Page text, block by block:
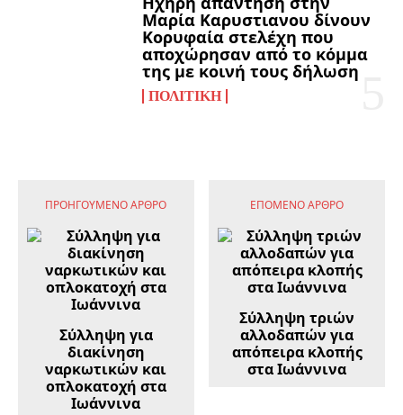
Μαρία Καρυστιανου δίνουν
Κορυφαία στελέχη που
αποχώρησαν από το κόμμα
της με κοινή τους δήλωση
ΠΟΛΙΤΙΚΉ
ΠΡΟΗΓΟΎΜΕΝΟ ΆΡΘΡΟ
Σύλληψη για
διακίνηση
ναρκωτικών και
οπλοκατοχή στα
Ιωάννινα
ΕΠΌΜΕΝΟ ΆΡΘΡΟ
Σύλληψη τριών
αλλοδαπών για
απόπειρα κλοπής
στα Ιωάννινα